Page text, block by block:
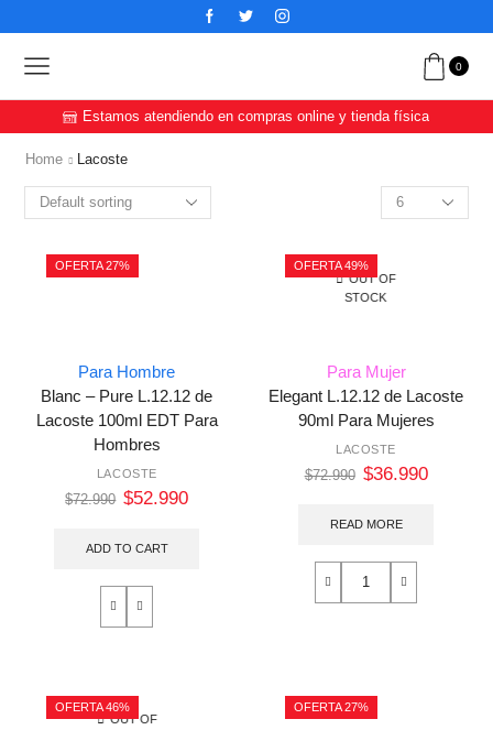
0
Estamos atendiendo en compras online y tienda física
Home Lacoste
OFERTA 27%
Para Hombre
Blanc – Pure L.12.12 de
Lacoste 100ml EDT Para
Hombres
LACOSTE
$72.990 $52.990
ADD TO CART
OFERTA 49%
OUT OF
STOCK
Para Mujer
Elegant L.12.12 de Lacoste
90ml Para Mujeres
LACOSTE
$72.990 $36.990
READ MORE
OFERTA 46%
OUT OF
OFERTA 27%